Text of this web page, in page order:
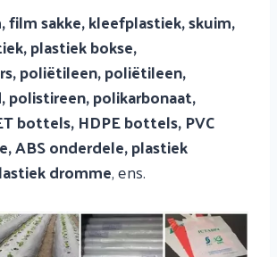
film sakke, kleefplastiek, skuim,
plastiek bokse,
poliëtileen, poliëtileen,
polistireen, polikarbonaat,
bottels, HDPE bottels, PVC
ABS onderdele, plastiek
dromme, ens.